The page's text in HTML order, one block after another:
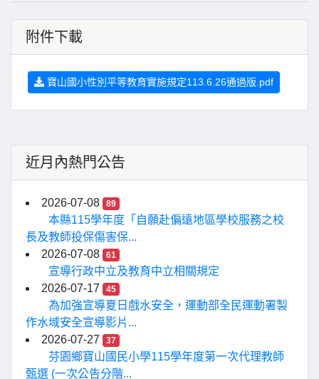
附件下載
寶山國小性別平等教育實施規定113.6.26通過版.pdf
近月內熱門公告
2026-07-08 89
本縣115學年度「自願赴偏遠地區學校服務之校
長及教師投保傷害保...
2026-07-08
61
宣導行政中立及教育中立相關規定
2026-07-17
45
為加強宣導夏日戲水安全，運動部全民運動署製
作水域安全宣導影片...
2026-07-27
37
芬園鄉寶山國民小學115學年度第一次代理教師
甄選 (一次公告分階...